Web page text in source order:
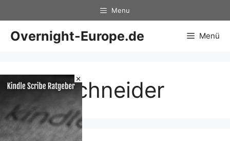
×
Inhalt
springen
Menu
Overnight-Europe.de Menü
Brettschneider